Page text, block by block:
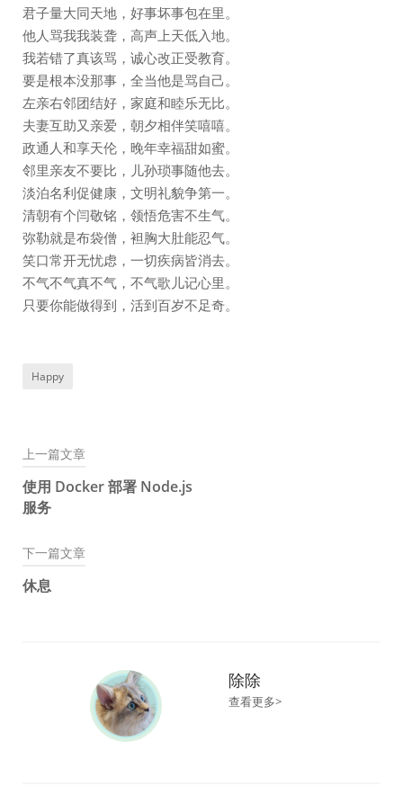
君子量大同天地，好事坏事包在里。
他人骂我我装聋，高声上天低入地。
我若错了真该骂，诚心改正受教育。
要是根本没那事，全当他是骂自己。
左亲右邻团结好，家庭和睦乐无比。
夫妻互助又亲爱，朝夕相伴笑嘻嘻。
政通人和享天伦，晚年幸福甜如蜜。
邻里亲友不要比，儿孙琐事随他去。
淡泊名利促健康，文明礼貌争第一。
清朝有个闫敬铭，领悟危害不生气。
弥勒就是布袋僧，袒胸大肚能忍气。
笑口常开无忧虑，一切疾病皆消去。
不气不气真不气，不气歌儿记心里。
只要你能做得到，活到百岁不足奇。
Happy
文
章
导
航
上一篇文章
使用 Docker 部署 Node.js
服务
下一篇文章
休息
除除
查看更多>